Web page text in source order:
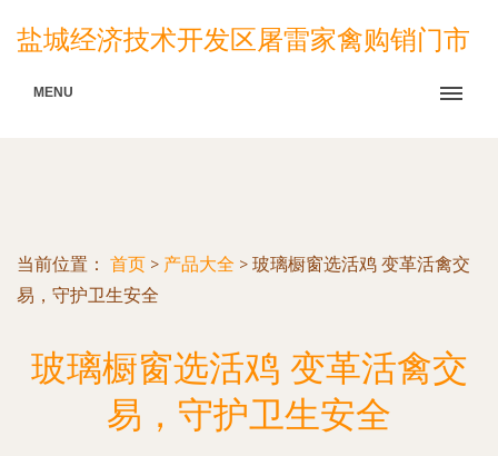
盐城经济技术开发区屠雷家禽购销门市
MENU
当前位置： 首页 > 产品大全 > 玻璃橱窗选活鸡 变革活禽交
易，守护卫生安全
玻璃橱窗选活鸡 变革活禽交
易，守护卫生安全